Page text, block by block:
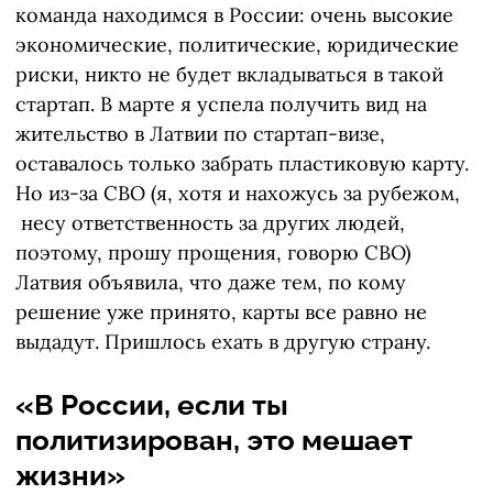
команда находимся в России: очень высокие
экономические, политические, юридические
риски, никто не будет вкладываться в такой
стартап. В марте я успела получить вид на
жительство в Латвии по стартап-визе,
оставалось только забрать пластиковую карту.
Но из-за СВО (я, хотя и нахожусь за рубежом,
несу ответственность за других людей,
поэтому, прошу прощения, говорю СВО)
Латвия объявила, что даже тем, по кому
решение уже принято, карты все равно не
выдадут. Пришлось ехать в другую страну.
«В России, если ты
политизирован, это мешает
жизни»